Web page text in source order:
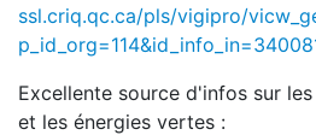
ssl.criq.qc.ca/pls/vigipro/
Excellente source d'infos sur
et les énergies vertes :